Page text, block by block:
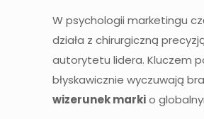
W psychologii marketingu
działa z chirurgiczną
autorytetu lidera. Kluczem
błyskawicznie wyczuwają
wizerunek markio